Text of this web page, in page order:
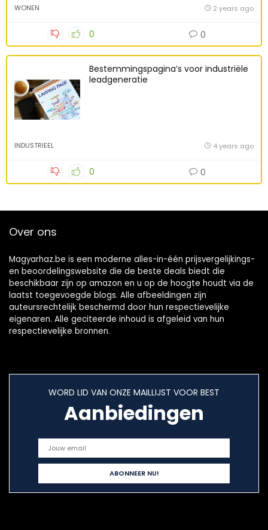
WONEN 2 years ago
0 0
Bestemmingspagina’s voor industriële
leadgeneratie
INDUSTRIEEL 4 years ago
0 0
Over ons
Magyarhaz.be is een moderne alles-in-één prijsvergelijkings-
en beoordelingswebsite die de beste deals biedt die
beschikbaar zijn op amazon en u op de hoogte houdt via de
laatst toegevoegde blogs. Alle afbeeldingen zijn
auteursrechtelijk beschermd door hun respectievelijke
eigenaren. Alle geciteerde inhoud is afgeleid van hun
respectievelijke bronnen.
WORD LID VAN ONZE MAILLIJST VOOR BEST
Aanbiedingen